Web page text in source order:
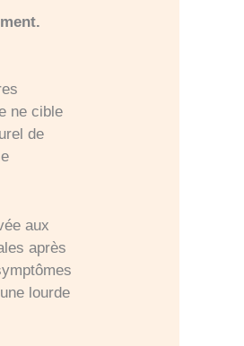
ne cible
de
aux
après
lourde